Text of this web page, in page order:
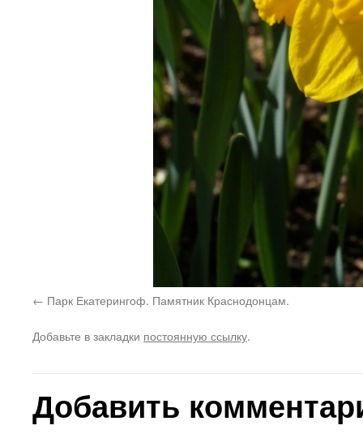
Парк Екатерингоф. Памятник Краснодонцам.
Добавьте в закладки постоянную ссылку.
Добавить